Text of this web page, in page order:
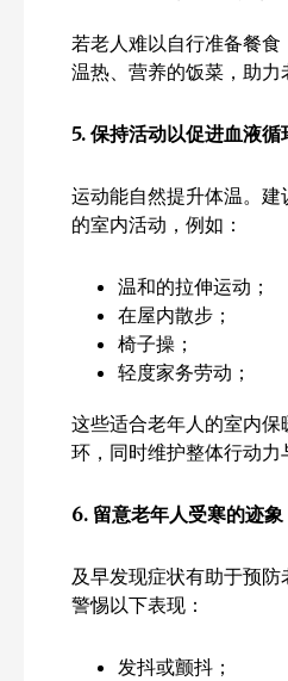
若老人难以自行准备餐
温热、营养的饭菜，助力
5. 保持活动以促进血液循
运动能自然提升体温。
的室内活动，例如：
温和的拉伸运动；
在屋内散步；
椅子操；
轻度家务劳动；
这些适合老年人的室内
环，同时维护整体行动力
6. 留意老年人受寒的迹象
及早发现症状有助于预
警惕以下表现：
发抖或颤抖；